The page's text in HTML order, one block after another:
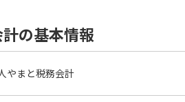
の基本情報
やまと税務会計